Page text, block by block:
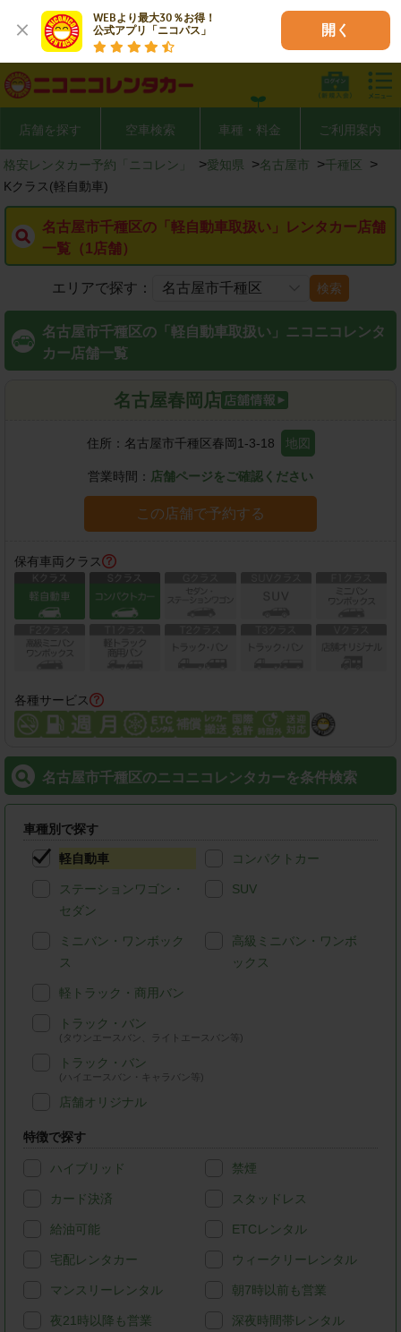
WEBより最大30％お得！
公式アプリ「ニコパス」
開く
店舗を探す 空車検索 車種・料金 ご利用案内
格安レンタカー予約「ニコレン」 >愛知県 >名古屋市 >千種区 >
Kクラス(軽自動車)
名古屋市千種区の「軽自動車取扱い」レンタカー店舗
一覧（1店舗）
エリアで探す： 検索
名古屋市千種区の「軽自動車取扱い」ニコニコレンタ
カー店舗一覧
名古屋春岡店
住所： 名古屋市千種区春岡1-3-18 地図
営業時間： 店舗ページをご確認ください
この店舗で予約する
保有車両クラス
各種サービス
名古屋市千種区のニコニコレンタカーを条件検索
車種別で探す
軽自動車 コンパクトカー
ステーションワゴン・
セダン
SUV
ミニバン・ワンボック
ス
高級ミニバン・ワンボ
ックス
軽トラック・商用バン
トラック・バン
(タウンエースバン、ライトエースバン等)
トラック・バン
(ハイエースバン・キャラバン等)
店舗オリジナル
特徴で探す
ハイブリッド 禁煙
カード決済 スタッドレス
給油可能 ETCレンタル
宅配レンタカー ウィークリーレンタル
マンスリーレンタル 朝7時以前も営業
夜21時以降も営業 深夜時間帯レンタル